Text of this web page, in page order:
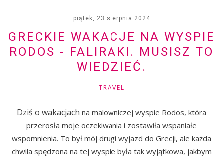
piątek, 23 sierpnia 2024
GRECKIE WAKACJE NA WYSPIE
RODOS - FALIRAKI. MUSISZ TO
WIEDZIEĆ.
TRAVEL
Dziś o wakacjach na malowniczej wyspie Rodos, która
przerosła moje oczekiwania i zostawiła wspaniałe
wspomnienia. To był mój drugi wyjazd do Grecji, ale każda
chwila spędzona na tej wyspie była tak wyjątkowa, jakbym